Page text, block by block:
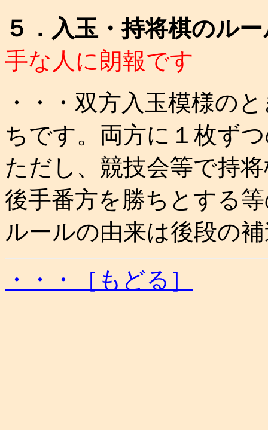
５．入玉・持将棋のル
手な人に朗報です
・・・双方入玉模様の
ちです。両方に１枚ず
ただし、競技会等で持
後手番方を勝ちとする
ルールの由来は後段の
・・・［もどる］